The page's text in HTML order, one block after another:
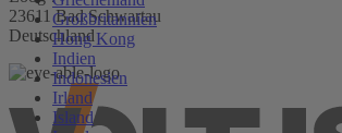
Großbritannien
Hong Kong
Indien
Indonesien
Irland
Island
23611 Bad Schwartau
Deutschland